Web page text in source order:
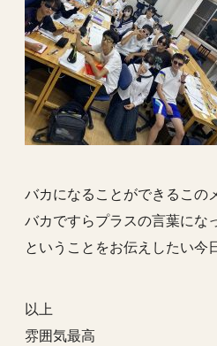
バカになることができるこの
バカですらプラスの言葉にな
ということをお伝えしたい今
以上
雰囲気最高